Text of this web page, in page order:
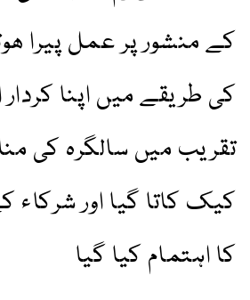
کے منشور پر عمل پیرا
کی طریقے میں اپنا کردار
تقریب میں سالگرہ کی
کیک کاتا گیا اور شرکاء
کا اہتمام کیا گیا